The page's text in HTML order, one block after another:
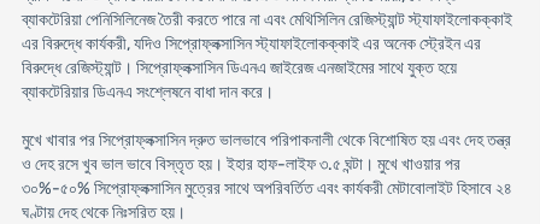
ব্যাকটেরিয়া পেনিসিলিনেজ তৈরী করতে পারে না এবং মেথিসিলিন রেজিস্ট্যান্ট স্ট্যাফাইলোকক্কাই
এর বিরুদ্ধে কার্যকরী, যদিও সিপ্রোফ্লক্সাসিন স্ট্যাফাইলোকক্কাই এর অনেক স্ট্রেইন এর
বিরুদ্ধে রেজিস্ট্যান্ট। সিপ্রোফ্লক্সাসিন ডিএনএ জাইরেজ এনজাইমের সাথে যুক্ত হয়ে
ব্যাকটেরিয়ার ডিএনএ সংশ্লেষনে বাধা দান করে।
মুখে খাবার পর সিপ্রোফ্লক্সাসিন দ্রুত ভালভাবে পরিপাকনালী থেকে বিশোষিত হয় এবং দেহ তন্ত্র
ও দেহ রসে খুব ভাল ভাবে বিস্তৃত হয়। ইহার হাফ-লাইফ ৩.৫ ঘন্টা। মুখে খাওয়ার পর
৩০%-৫০% সিপ্রোফ্লক্সাসিন মুত্রের সাথে অপরিবর্তিত এবং কার্যকরী মেটাবোলাইট হিসাবে ২৪
ঘণ্টায় দেহ থেকে নিঃসরিত হয়।